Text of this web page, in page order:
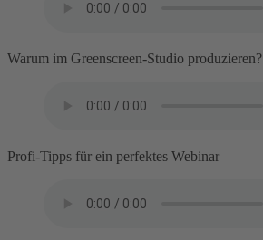
Warum im Greenscreen-Studio produzieren?
Profi-Tipps für ein perfektes Webinar